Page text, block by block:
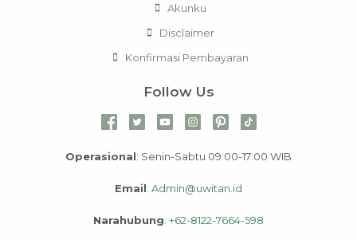
Akunku
Disclaimer
Konfirmasi Pembayaran
Follow Us
Operasional: Senin-Sabtu 09:00-17:00 WIB
Email: Admin@uwitan.id
Narahubung: +62-8122-7664-598